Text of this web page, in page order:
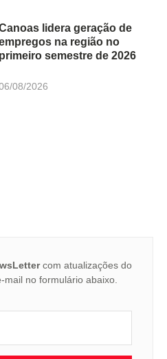
lidera geração de
na região no
primeiro semestre de 2026
08/2026
com atualizações do
no formulário abaixo.